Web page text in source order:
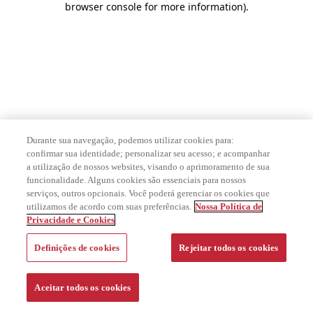
browser console for more information).
Durante sua navegação, podemos utilizar cookies para:
confirmar sua identidade; personalizar seu acesso; e acompanhar
a utilização de nossos websites, visando o aprimoramento de sua
funcionalidade. Alguns cookies são essenciais para nossos
serviços, outros opcionais. Você poderá gerenciar os cookies que
utilizamos de acordo com suas preferências. Nossa Política de
Privacidade e Cookies
Definições de cookies Rejeitar todos os cookies
Aceitar todos os cookies